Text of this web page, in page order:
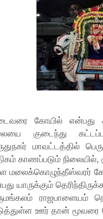
கோயில் என்பது
குடைந்து
மாவட்டத்தில்
காணப்படும்
மலைக்கொழுந்தீஸ்வரர்
யாருக்கும்
ராஜபாளையம்
ஊர் தான்